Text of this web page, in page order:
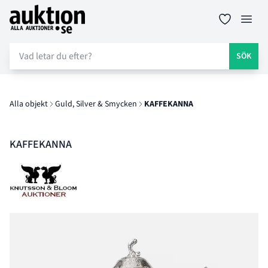
Auktion.se
SÖK
Alla objekt Guld, Silver & Smycken KAFFEKANNA
KAFFEKANNA